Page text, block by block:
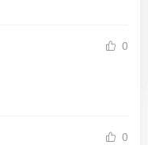
0
0